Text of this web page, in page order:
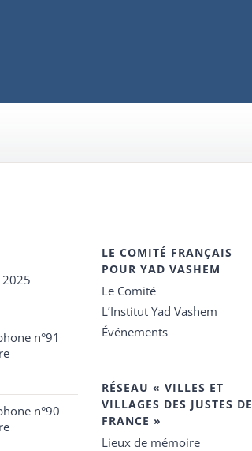
n°91
n°90
LE COMITÉ FRANÇAIS
POUR YAD VASHEM
Le Comité
L’Institut Yad Vashem
Événements
RÉSEAU « VILLES ET
VILLAGES DES JUSTES DE
FRANCE »
Lieux de mémoire